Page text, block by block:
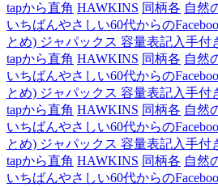
tapから直角 HAWKINS 同柄各 自然
いちばんやさしい60代からの
とめ) ジャパックス 容量表記入手付
tapから直角 HAWKINS 同柄各 自然
いちばんやさしい60代からの
とめ) ジャパックス 容量表記入手付
tapから直角 HAWKINS 同柄各 自然
いちばんやさしい60代からの
とめ) ジャパックス 容量表記入手付
tapから直角 HAWKINS 同柄各 自然
いちばんやさしい60代からの